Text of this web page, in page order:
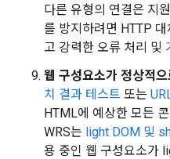
다른 유형의 연결은 지
를 방지하려면 HTTP
고 강력한 오류 처리 및
웹 구성요소가 정상적
치 결과 테스트 또는
HTML에 예상한 모든
WRS는 light DOM 및
용 중인 웹 구성요소가